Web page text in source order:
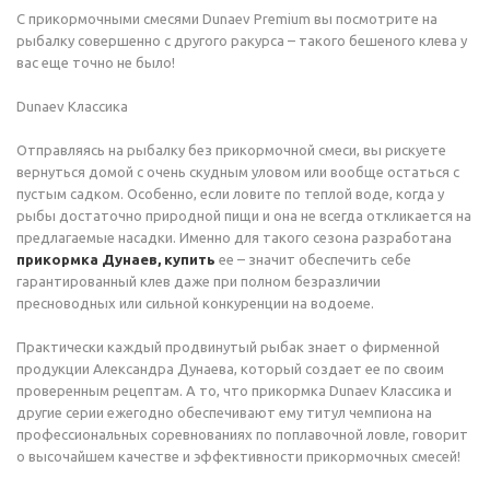
С прикормочными смесями Dunaev Premium вы посмотрите на
рыбалку совершенно с другого ракурса – такого бешеного клева у
вас еще точно не было!
Dunaev Классика
Отправляясь на рыбалку без прикормочной смеси, вы рискуете
вернуться домой с очень скудным уловом или вообще остаться с
пустым садком. Особенно, если ловите по теплой воде, когда у
рыбы достаточно природной пищи и она не всегда откликается на
предлагаемые насадки. Именно для такого сезона разработана
прикормка Дунаев, купить ее – значит обеспечить себе
гарантированный клев даже при полном безразличии
пресноводных или сильной конкуренции на водоеме.
Практически каждый продвинутый рыбак знает о фирменной
продукции Александра Дунаева, который создает ее по своим
проверенным рецептам. А то, что прикормка Dunaev Классика и
другие серии ежегодно обеспечивают ему титул чемпиона на
профессиональных соревнованиях по поплавочной ловле, говорит
о высочайшем качестве и эффективности прикормочных смесей!